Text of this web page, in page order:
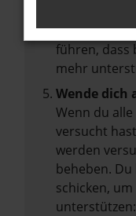
Veraltete
führen, dass
mehr
Wende dich
Wenn du
versucht
werden
beheben.
schicken,
unterstützen: